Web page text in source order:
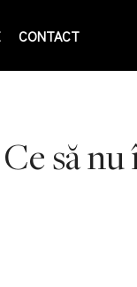
CONTACT
să